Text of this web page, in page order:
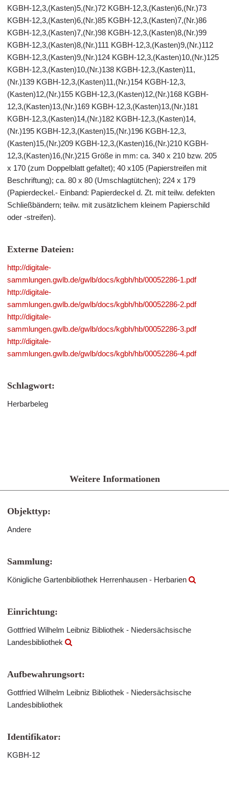
KGBH-12,3,(Kasten)5,(Nr.)72 KGBH-12,3,(Kasten)6,(Nr.)73
KGBH-12,3,(Kasten)6,(Nr.)85 KGBH-12,3,(Kasten)7,(Nr.)86
KGBH-12,3,(Kasten)7,(Nr.)98 KGBH-12,3,(Kasten)8,(Nr.)99
KGBH-12,3,(Kasten)8,(Nr.)111 KGBH-12,3,(Kasten)9,(Nr.)112
KGBH-12,3,(Kasten)9,(Nr.)124 KGBH-12,3,(Kasten)10,(Nr.)125
KGBH-12,3,(Kasten)10,(Nr.)138 KGBH-12,3,(Kasten)11,
(Nr.)139 KGBH-12,3,(Kasten)11,(Nr.)154 KGBH-12,3,
(Kasten)12,(Nr.)155 KGBH-12,3,(Kasten)12,(Nr.)168 KGBH-
12,3,(Kasten)13,(Nr.)169 KGBH-12,3,(Kasten)13,(Nr.)181
KGBH-12,3,(Kasten)14,(Nr.)182 KGBH-12,3,(Kasten)14,
(Nr.)195 KGBH-12,3,(Kasten)15,(Nr.)196 KGBH-12,3,
(Kasten)15,(Nr.)209 KGBH-12,3,(Kasten)16,(Nr.)210 KGBH-
12,3,(Kasten)16,(Nr.)215 Größe in mm: ca. 340 x 210 bzw. 205
x 170 (zum Doppelblatt gefaltet); 40 x105 (Papierstreifen mit
Beschriftung); ca. 80 x 80 (Umschlagtütchen); 224 x 179
(Papierdeckel.- Einband: Papierdeckel d. Zt. mit teilw. defekten
Schließbändern; teilw. mit zusätzlichem kleinem Papierschild
oder -streifen).
Externe Dateien:
http://digitale-
sammlungen.gwlb.de/gwlb/docs/kgbh/hb/00052286-1.pdf
http://digitale-
sammlungen.gwlb.de/gwlb/docs/kgbh/hb/00052286-2.pdf
http://digitale-
sammlungen.gwlb.de/gwlb/docs/kgbh/hb/00052286-3.pdf
http://digitale-
sammlungen.gwlb.de/gwlb/docs/kgbh/hb/00052286-4.pdf
Schlagwort:
Herbarbeleg
Weitere Informationen
Objekttyp:
Andere
Sammlung:
Königliche Gartenbibliothek Herrenhausen - Herbarien
Einrichtung:
Gottfried Wilhelm Leibniz Bibliothek - Niedersächsische
Landesbibliothek
Aufbewahrungsort:
Gottfried Wilhelm Leibniz Bibliothek - Niedersächsische
Landesbibliothek
Identifikator:
KGBH-12